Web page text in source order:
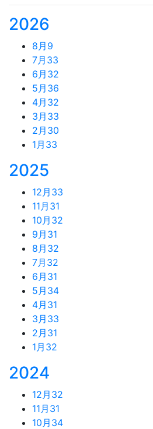
2026
8月 9
7月 33
6月 32
5月 36
4月 32
3月 33
2月 30
1月 33
2025
12月 33
11月 31
10月 32
9月 31
8月 32
7月 32
6月 31
5月 34
4月 31
3月 33
2月 31
1月 32
2024
12月 32
11月 31
10月 34